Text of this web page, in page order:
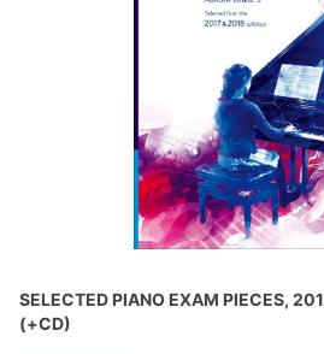
SELECTED PIANO EXAM PIECES,
(+CD)